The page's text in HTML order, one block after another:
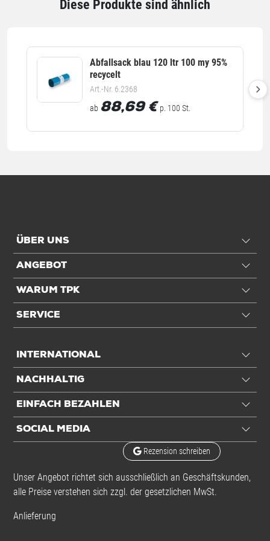
Qualität
Stärke
Rolle: 5 Stück / 0,05 kg
Alle Angaben ohne Gewähr, Druckfehler vorbehalten.
Diese Produkte sind ähnlich
Abfallsack blau 120 ltr 100 my 95%
recycelt
Art.-Nr. 6.2368
ab 88,69 € p. 100 St.
ÜBER UNS
ANGEBOT
WARUM TPK
SERVICE
INTERNATIONAL
NACHHALTIG
EINFACH BEZAHLEN
SOCIAL MEDIA
Rezension schreiben
Unser Angebot richtet sich ausschließlich an Geschäftskunden,
alle Preise verstehen sich zzgl. der gesetzlichen MwSt.
Anlieferung